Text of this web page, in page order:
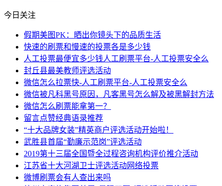
今日关注
假期美图PK：晒出你镜头下的品质生活
快速的刷票和慢速的投票各是多少钱
人工投票最便宜多少钱人工刷票平台-人工投票安全么
封丘县最美教师评选活动
微信怎么拉票快-人工刷票平台-人工投票安全么
微信被凡科黑号原因，凡客黑号怎么解及被黑解封方法
微信怎么刷票能拿第一？
留言点赞经典语录推荐
“十大品牌女装”精英商户评选活动开始啦！
武胜县首届“勤廉示范岗”评选活动
2019第十三届全国暨全过程咨询机构评价推介活动
江苏省十大河湖卫士评选活动网络投票
微博刷票会有人查出来吗